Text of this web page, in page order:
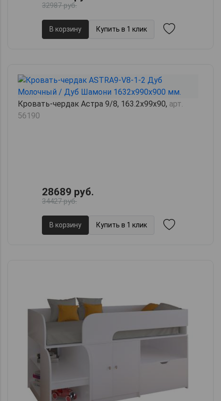
32987 руб.
В корзину Купить в 1 клик
Кровать-чердак Астра 9/8, 163.2х99х90, арт.
56190
28689 руб.
34427 руб.
В корзину Купить в 1 клик